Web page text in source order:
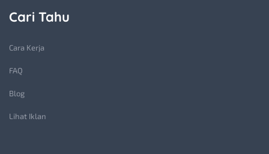
Cari Tahu
Cara Kerja
FAQ
Blog
Lihat Iklan